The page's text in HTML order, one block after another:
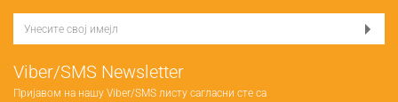
Viber/SMS Newsletter
Пријавом на нашу Viber/SMS листу сагласни сте са